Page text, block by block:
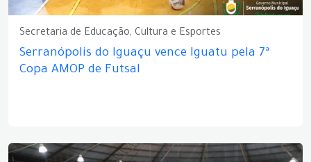
Secretaria de Educação, Cultura e Esportes
Serranópolis do Iguaçu vence Iguatu pela 7ª
Copa AMOP de Futsal